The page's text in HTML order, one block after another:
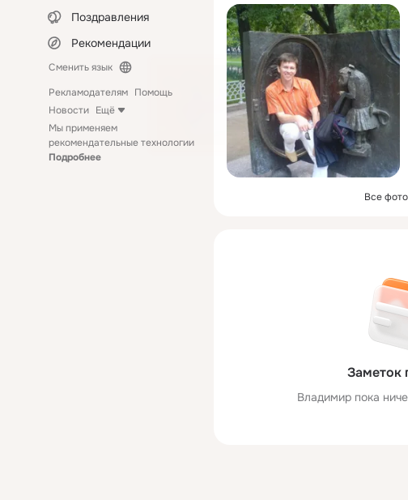
Поздравления
Рекомендации
Сменить язык
Рекламодателям Помощь
Новости Ещё
Мы применяем
рекомендательные технологии
Подробнее
Все
Заметок
Владимир пока